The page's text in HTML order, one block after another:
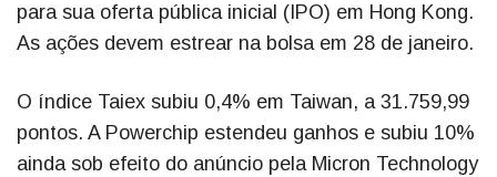
para sua oferta pública inicial (IPO) em Hong Kong.
As ações devem estrear na bolsa em 28 de janeiro.
O índice Taiex subiu 0,4% em Taiwan, a 31.759,99
pontos. A Powerchip estendeu ganhos e subiu 10%
ainda sob efeito do anúncio pela Micron Technology